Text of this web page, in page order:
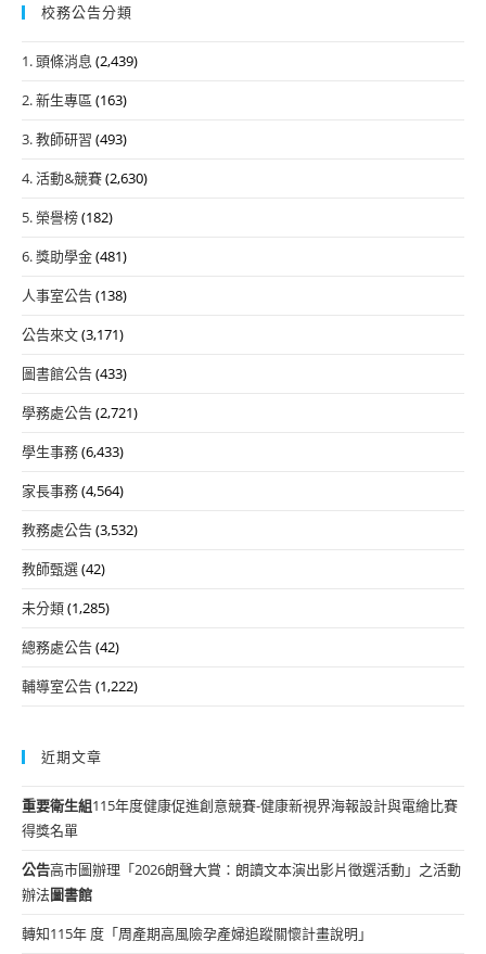
校務公告分類
1. 頭條消息 (2,439)
2. 新生專區 (163)
3. 教師研習 (493)
4. 活動&競賽(2,630)
5. 榮譽榜(182)
6. 獎助學金(481)
人事室公告(138)
公告來文(3,171)
圖書館公告(433)
學務處公告(2,721)
學生事務(6,433)
家長事務(4,564)
教務處公告(3,532)
教師甄選(42)
未分類(1,285)
總務處公告(42)
輔導室公告(1,222)
近期文章
重要衛生組115年度健康促進創意競賽-健康新視界海報設計與電繪比賽
得獎名單
公告高市圖辦理「2026朗聲大賞：朗讀文本演出影片徵選活動」之活動
辦法圖書館
轉知115年 度「周產期高風險孕產婦追蹤關懷計畫說明」